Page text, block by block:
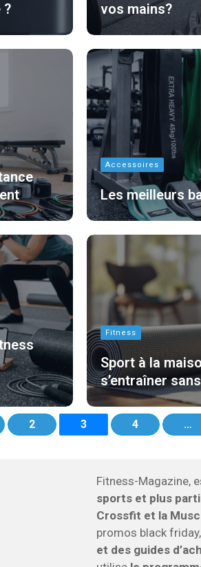
?
vos mains?
Accessoires
Les meilleurs
Fitness
Sport à la
s’entraîner
2 3 4 …
Fitness-Magazine,
sports et plus
Crossfit et la
promos black
et des guides